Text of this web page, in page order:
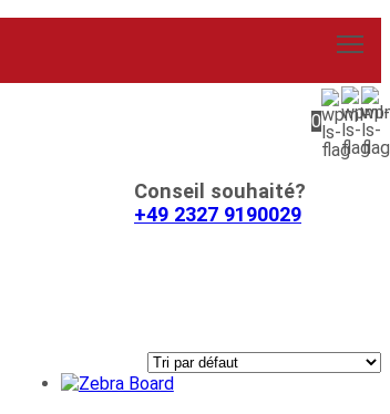
0
Conseil souhaité?
+49 2327 9190029